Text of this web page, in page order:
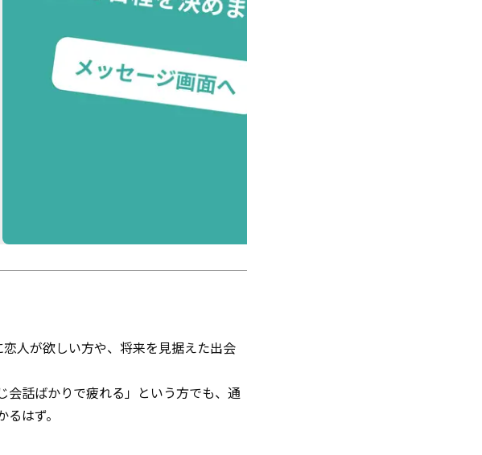
人が欲しい方や、将来を見据えた出会
話ばかりで疲れる」という方でも、通
はず。